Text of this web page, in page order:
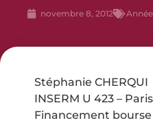
novembre 8, 2012
Stéphanie CHERQUI
INSERM U 423 – Paris
Financement bourse